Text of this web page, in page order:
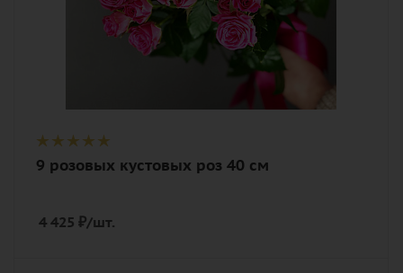
9 розовых кустовых роз 40 см
4 425 ₽/шт.